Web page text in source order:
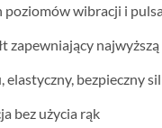
poziomów wibracji i
zapewniający
bezpieczny
bez użycia rąk